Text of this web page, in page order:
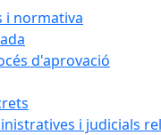
i normativa
d'aprovació
i judicials